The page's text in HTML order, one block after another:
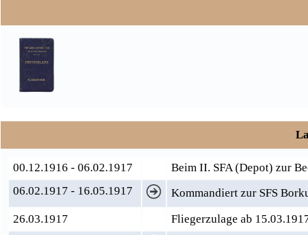
00.12.1916 - 06.02.1917
Beim II. SFA (Depot) zur
06.02.1917 - 16.05.1917
Kommandiert zur SFS
26.03.1917
Fliegerzulage ab